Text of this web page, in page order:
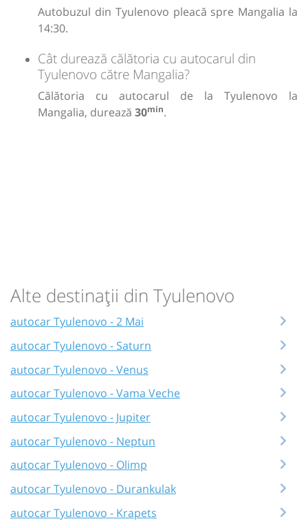
Autobuzul din Tyulenovo pleacă spre Mangalia la
14:30.
Cât durează călătoria cu autocarul din
Tyulenovo către Mangalia?
Călătoria cu autocarul de la Tyulenovo la
Mangalia, durează 30min.
Alte destinații din Tyulenovo
autocar Tyulenovo - 2 Mai
autocar Tyulenovo - Saturn
autocar Tyulenovo - Venus
autocar Tyulenovo - Vama Veche
autocar Tyulenovo - Jupiter
autocar Tyulenovo - Neptun
autocar Tyulenovo - Olimp
autocar Tyulenovo - Durankulak
autocar Tyulenovo - Krapets